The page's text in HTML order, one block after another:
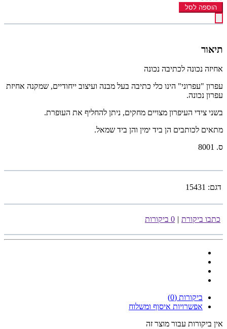
הוספה לסל
תיאור
אחיזה נכונה לכתיבה נכונה
עפרון "עפרוני" הינו כלי כתיבה בעל מבנה ועיצוב ייחודיים, שמקנה אחיזת
עפרון נכונה.
בשני צידי העיפרון מצויים מחקים, ניתן להחליף את העופרת.
מתאים לכותבים הן ביד ימין והן ביד שמאל.
ס. 8001
דגם: 15431
כתבו ביקורת | 0 ביקורות
ביקורות (0)
אפשרויות איסוף ומשלוח
אין ביקורות עבור מוצר זה